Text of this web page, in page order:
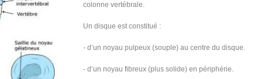
colonne vertébrale.
Un disque est constitué :
- d’un noyau pulpeux (souple) au centre du disque.
- d’un noyau fibreux (plus solide) en périphérie.